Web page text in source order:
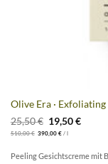
Olive Era · Exfoliating
25,50€
Preis
war:
19,50€
510,00€ 390,00€ /l
Peeling Gesichtscreme mit